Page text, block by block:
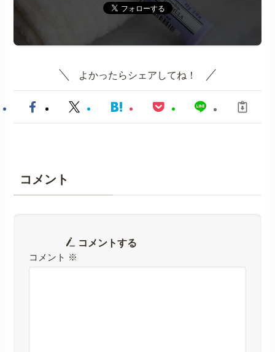
よかったらシェアしてね！
コメント
コメントする
コメント ※